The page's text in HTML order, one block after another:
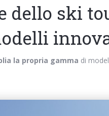
dello ski
la propria gamma di